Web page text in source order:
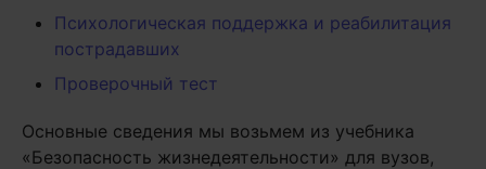
Психологическая поддержка и реабилитация
пострадавших
Проверочный тест
Основные сведения мы возьмем из учебника
«Безопасность жизнедеятельности» для вузов,